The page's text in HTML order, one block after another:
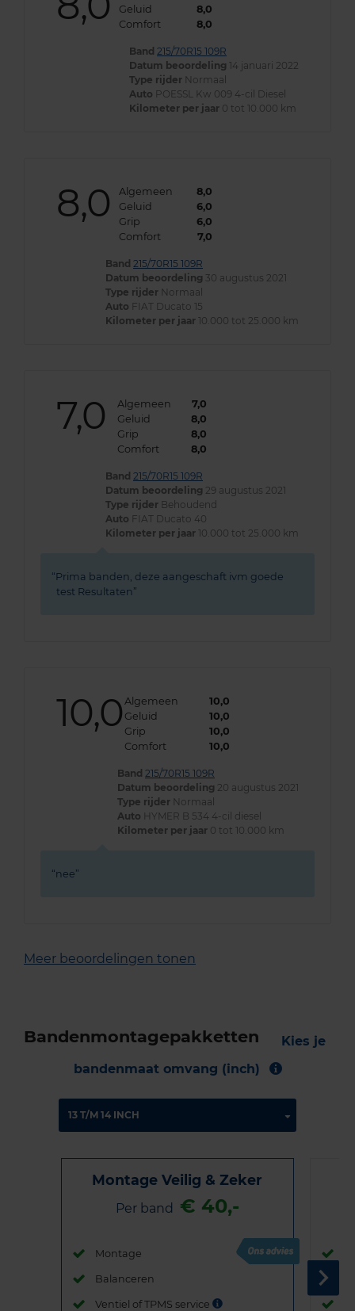
Geluid
8,0
Comfort
8,0
Band 215/70R15 109R
Datum beoordeling 14 januari 2022
Type rijder Normaal
Auto POESSL Kw 009 4-cil Diesel
Kilometer per jaar 0 tot 10.000 km
8,0 Algemeen
8,0
Geluid
6,0
Grip
6,0
Comfort
7,0
Band 215/70R15 109R
Datum beoordeling 30 augustus 2021
Type rijder Normaal
Auto FIAT Ducato 15
Kilometer per jaar 10.000 tot 25.000 km
7,0 Algemeen
7,0
Geluid
8,0
Grip
8,0
Comfort
8,0
Band 215/70R15 109R
Datum beoordeling 29 augustus 2021
Type rijder Behoudend
Auto FIAT Ducato 40
Kilometer per jaar 10.000 tot 25.000 km
Prima banden, deze aangeschaft ivm goede
test Resultaten
10,0 Algemeen
10,0
Geluid
10,0
Grip
10,0
Comfort
10,0
Band 215/70R15 109R
Datum beoordeling 20 augustus 2021
Type rijder Normaal
Auto HYMER B 534 4-cil diesel
Kilometer per jaar 0 tot 10.000 km
nee
Meer beoordelingen tonen
Bandenmontagepakketten
Kies je
bandenmaat omvang (inch)
Montage Veilig & Zeker
Per band € 40,-
Montage
Balanceren
Ventiel of TPMS service